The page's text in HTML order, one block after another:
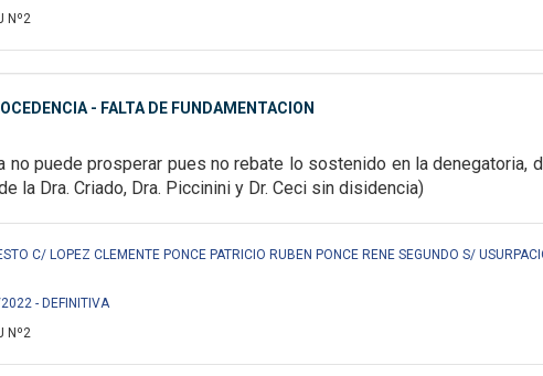
Nº2
- FALTA DE FUNDAMENTACION
no puede prosperar pues no rebate lo sostenido en la denegatoria,
la Dra. Criado, Dra. Piccinini y Dr. Ceci sin disidencia)
C/ LOPEZ CLEMENTE PONCE PATRICIO RUBEN PONCE RENE SEGUNDO S/
- DEFINITIVA
Nº2